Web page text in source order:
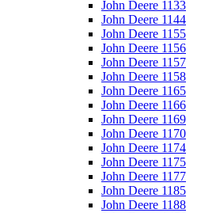
John Deere 1133
John Deere 1144
John Deere 1155
John Deere 1156
John Deere 1157
John Deere 1158
John Deere 1165
John Deere 1166
John Deere 1169
John Deere 1170
John Deere 1174
John Deere 1175
John Deere 1177
John Deere 1185
John Deere 1188